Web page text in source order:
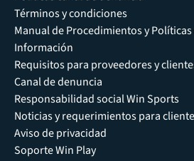
Términos y condiciones
Manual de Procedimientos y
Información
Requisitos para proveedores y
Canal de denuncia
Responsabilidad social Win Sports
Noticias y requerimientos para
Aviso de privacidad
Soporte Win Play